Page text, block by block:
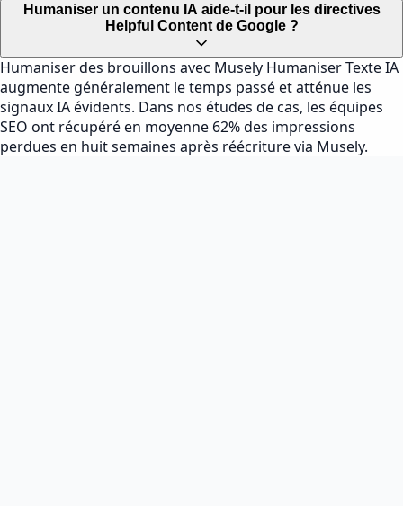
Humaniser un contenu IA aide-t-il pour les directives
Helpful Content de Google ?
Humaniser des brouillons avec Musely Humaniser Texte IA
augmente généralement le temps passé et atténue les
signaux IA évidents. Dans nos études de cas, les équipes
SEO ont récupéré en moyenne 62% des impressions
perdues en huit semaines après réécriture via Musely.